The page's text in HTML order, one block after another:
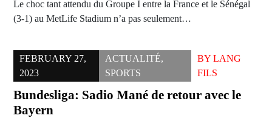
Le choc tant attendu du Groupe I entre la France et le Sénégal
(3-1) au MetLife Stadium n’a pas seulement…
FEBRUARY 27,
2023
ACTUALITÉ,
SPORTS
BYLANG
FILS
Bundesliga: Sadio Mané de retour avec le
Bayern